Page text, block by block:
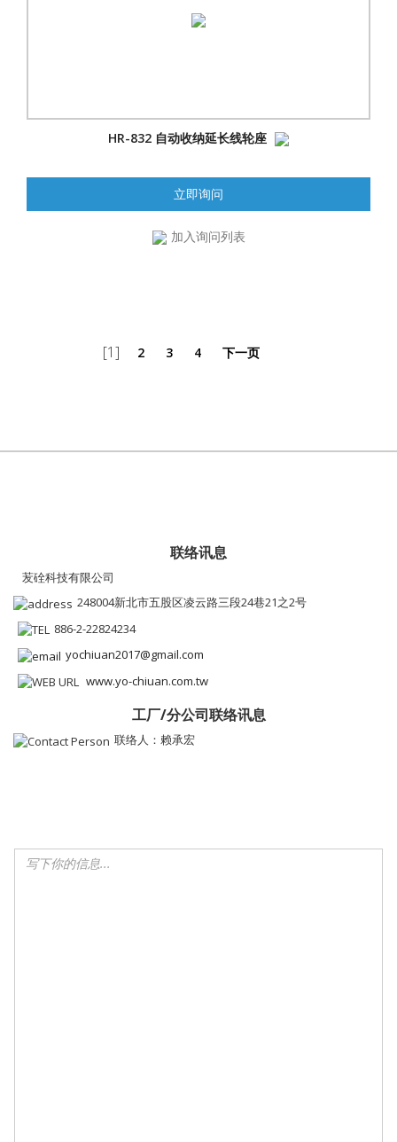
HR-832 自动收纳延长线轮座
立即询问
加入询问列表
[1] 2 3 4 下一页
联络讯息
苃硂科技有限公司
248004新北市五股区凌云路三段24巷21之2号
886-2-22824234
yochiuan2017@gmail.com
www.yo-chiuan.com.tw
工厂/分公司联络讯息
联络人：赖承宏